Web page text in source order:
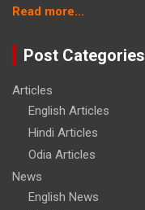
Read more...
ଟଙ୍କାରେ
ଡାଲି’
Post Categories
Articles
English Articles
Hindi Articles
Odia Articles
News
English News